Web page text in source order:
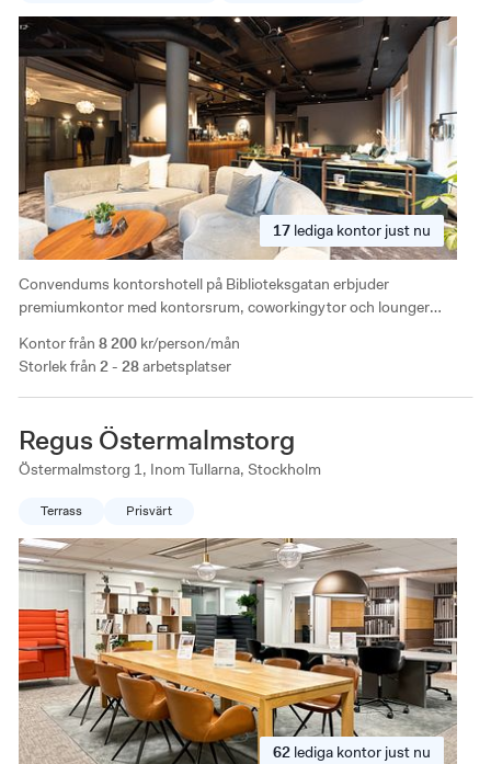
17 lediga kontor just nu
Kontor från 8 200 kr/person/mån
Storlek från 2 - 28arbetsplatser
Convendums kontorshotell på Biblioteksgatan erbjuder
premiumkontor med kontorsrum, coworkingytor och lounger
garage. Mycket bra läge med Humlegården och Stureplan precis
utanför dörren.
Regus Östermalmstorg
Östermalmstorg 1, Inom Tullarna, Stockholm
Terrass Prisvärt
62 lediga kontor just nu